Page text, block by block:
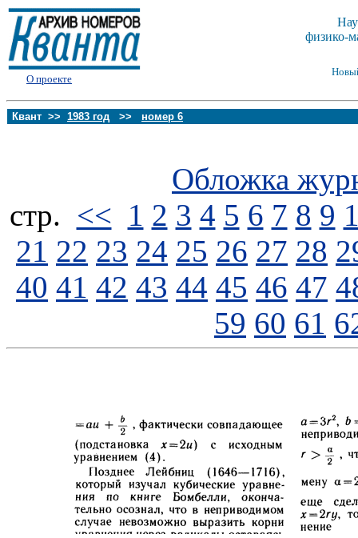
О проекте
физико-
Квант >> 1983 год >> номер 6
Обложка
стp. << 1 2 3 4 5 6 7 8 9
21 22 23 24 25 26 27 28
40 41 42 43 44 45 46 47
59 60 61